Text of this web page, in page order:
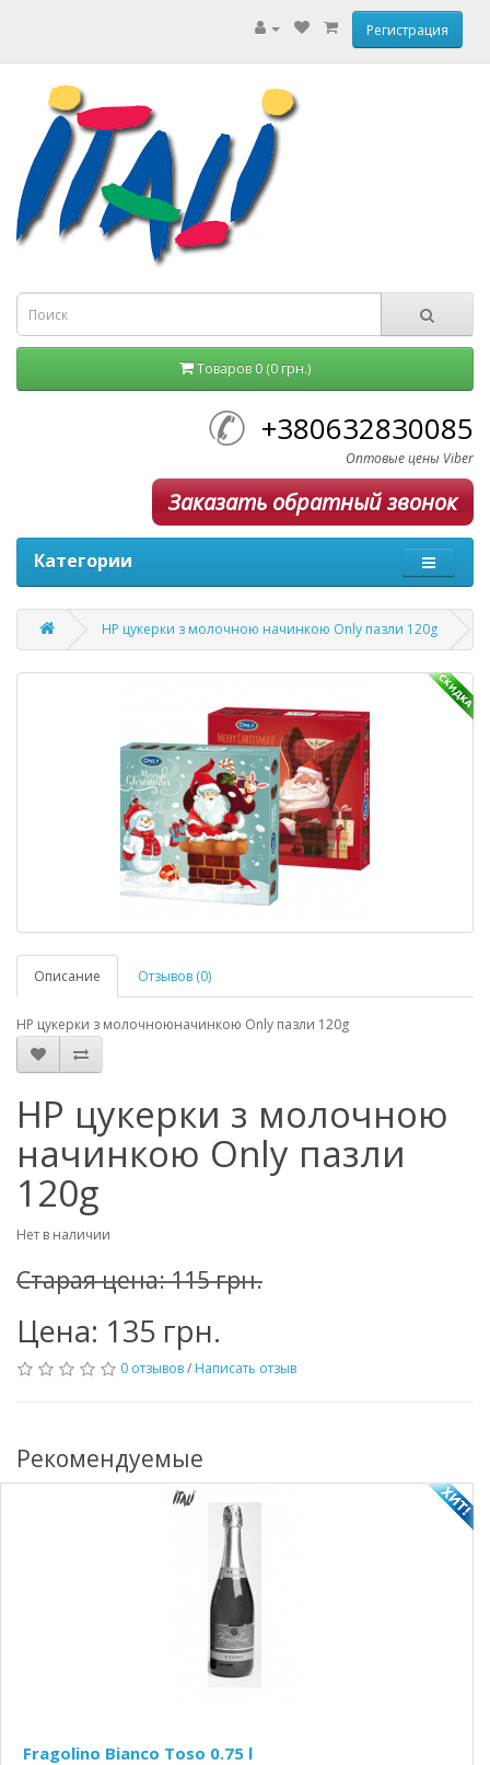
Регистрация
Товаров 0 (0 грн.)
+380632830085
Оптовые цены Viber
Заказать обратный звонок
Категории
НР цукерки з молочною начинкою Only пазли 120g
Описание Отзывов (0)
НР цукерки з молочноюначинкою Only пазли 120g
НР цукерки з молочною
начинкою Only пазли
120g
Нет в наличии
Старая цена: 115 грн.
Цена: 135 грн.
0 отзывов/ Написать отзыв
Рекомендуемые
Fragolino Bianco Toso 0.75 l